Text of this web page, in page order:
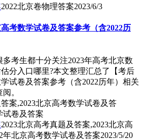
2022北京卷物理答案2023/6/3
高考数学试卷及答案参考（含2022历
多考生都十分关注2023年高考北京数
分入口哪里?本文整理汇总了【考后
试卷及答案参考（含2022历年）相关
。
2023北京高考真题及答案,2023北京高
年北京高考数学试卷及答案2023/5/20